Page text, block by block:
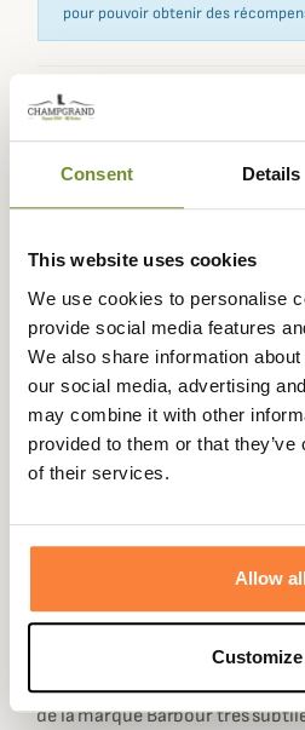
Consent Details
This website uses cookies
We use cookies to personalise
provide social media features
We also share information
our social media, advertising
may combine it with other
provided to them or that
of their services.
Allow all
Customize
pour pouvoir obtenir des
Expédié dans
la journée
Échange ou
retour sous
Description
propose ce superbe
Bushman pour femme de style
il s'associera parfaitement à un
comporte une doublure 100 %
une protection et une sensation
Le bandeau extérieur présente
Tartan très élégant ainsi qu'un
de la marque Barbour très